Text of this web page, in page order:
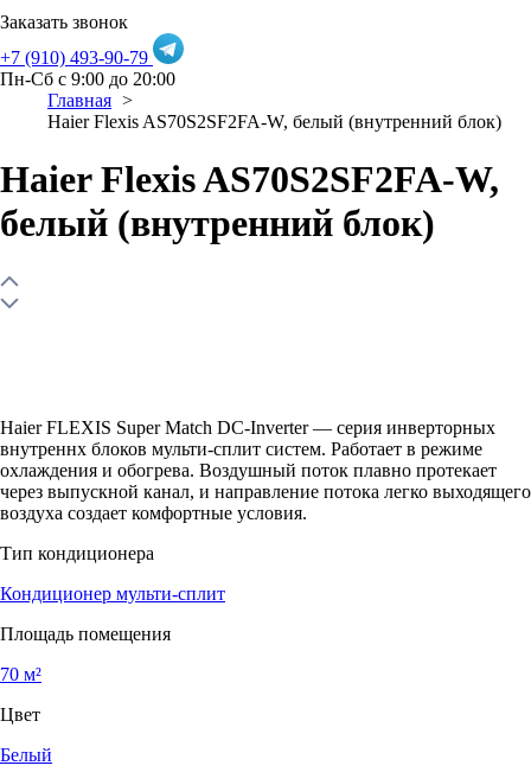
Заказать звонок
+7 (910) 493-90-79
Пн-Сб с 9:00 до 20:00
Главная
Haier Flexis AS70S2SF2FA-W, белый (внутренний блок)
Haier Flexis AS70S2SF2FA-W,
белый (внутренний блок)
Haier FLEXIS Super Match DC-Inverter — серия инверторных
внутреннх блоков мульти-сплит систем. Работает в режиме
охлаждения и обогрева. Воздушный поток плавно протекает
через выпускной канал, и направление потока легко выходящего
воздуха создает комфортные условия.
Тип кондиционера
Кондиционер мульти-сплит
Площадь помещения
70 м²
Цвет
Белый